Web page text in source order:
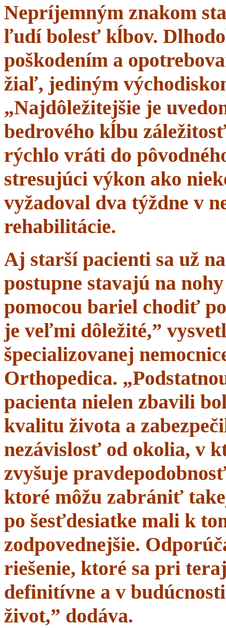
Nepríjemným znakom
ľudí bolesť kĺbov.
poškodením a
žiaľ, jediným
„Najdôležitejšie je
bedrového kĺbu
rýchlo vráti do
stresujúci výkon ako
vyžadoval dva týždne v
rehabilitácie.
Aj starší pacienti sa už
postupne stavajú na
pomocou bariel chodiť
je veľmi dôležité,”
špecializovanej
Orthopedica.
pacienta nielen zbavili
kvalitu života a
nezávislosť od okolia, v
zvyšuje
ktoré môžu zabrániť
po šesťdesiatke mali k
zodpovednejšie.
riešenie, ktoré sa pri
definitívne a v
život,” dodáva.